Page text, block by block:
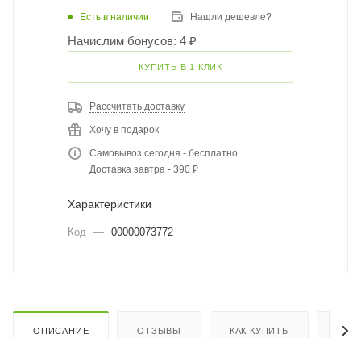
Есть в наличии Нашли дешевле?
Начислим бонусов: 4 ₽
КУПИТЬ В 1 КЛИК
Рассчитать доставку
Хочу в подарок
Самовывоз сегодня - бесплатно
Доставка завтра - 390 ₽
Характеристики
Код — 00000073772
ОПИСАНИЕ ОТЗЫВЫ КАК КУПИТЬ